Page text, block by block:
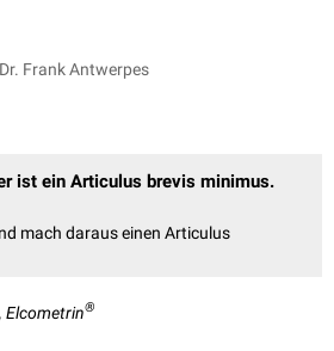
Dr. Frank Antwerpes
ist ein Articulus brevis minimus.
mach daraus einen Articulus
, Elcometrin®